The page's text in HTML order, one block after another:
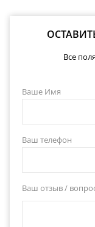
Все
Ваше Имя
Ваш телефон
Ваш отзыв /